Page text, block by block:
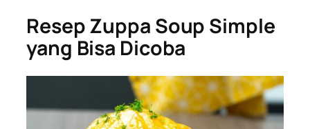
Resep Zuppa Soup Simple
yang Bisa Dicoba